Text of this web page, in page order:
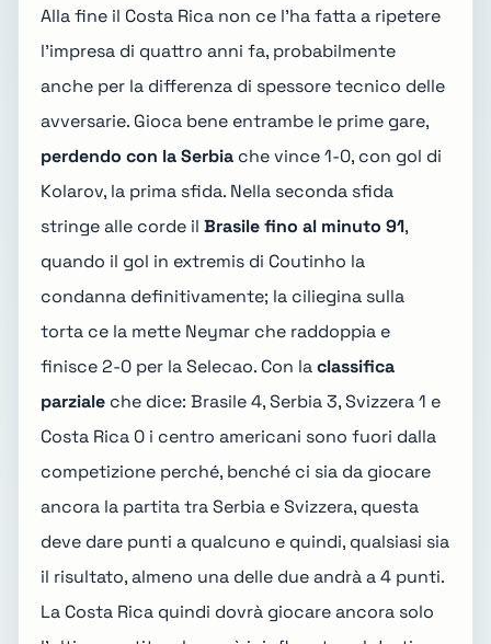
Alla fine il Costa Rica non ce l'ha fatta a ripetere
l'impresa di quattro anni fa, probabilmente
anche per la differenza di spessore tecnico delle
avversarie. Gioca bene entrambe le prime gare,
perdendo con la Serbia che vince 1-0, con gol di
Kolarov, la prima sfida. Nella seconda sfida
stringe alle corde il Brasile fino al minuto 91,
quando il gol in extremis di Coutinho la
condanna definitivamente; la ciliegina sulla
torta ce la mette Neymar che raddoppia e
finisce 2-0 per la Selecao. Con laclassifica
parziale che dice: Brasile 4, Serbia 3, Svizzera 1 e
Costa Rica 0 i centro americani sono fuori dalla
competizione perché, benché ci sia da giocare
ancora la partita tra Serbia e Svizzera, questa
deve dare punti a qualcuno e quindi, qualsiasi sia
il risultato, almeno una delle due andrà a 4 punti.
La Costa Rica quindi dovrà giocare ancora solo